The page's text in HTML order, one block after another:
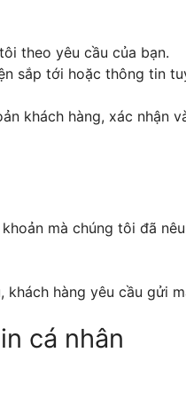
theo yêu cầu của bạn.
sắp tới hoặc thông tin
khách hàng, xác nhận
mà chúng tôi đã
hàng yêu cầu gửi
cá nhân